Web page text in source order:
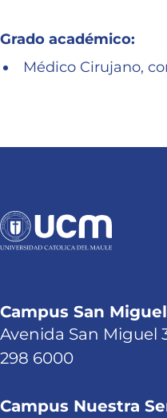
Grado académico:
Médico Cirujano,
Campus San Miguel
Avenida San Miguel
298 6000
Campus Nuestra